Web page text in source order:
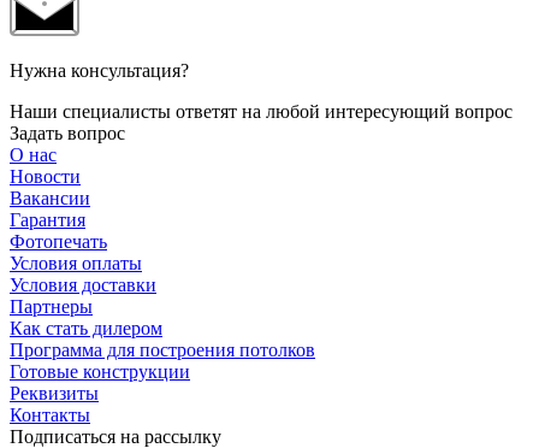
Нужна консультация?
Наши специалисты ответят на любой интересующий вопрос
Задать вопрос
О нас
Новости
Вакансии
Гарантия
Фотопечать
Условия оплаты
Условия доставки
Партнеры
Как стать дилером
Программа для построения потолков
Готовые конструкции
Реквизиты
Контакты
Подписаться на рассылку